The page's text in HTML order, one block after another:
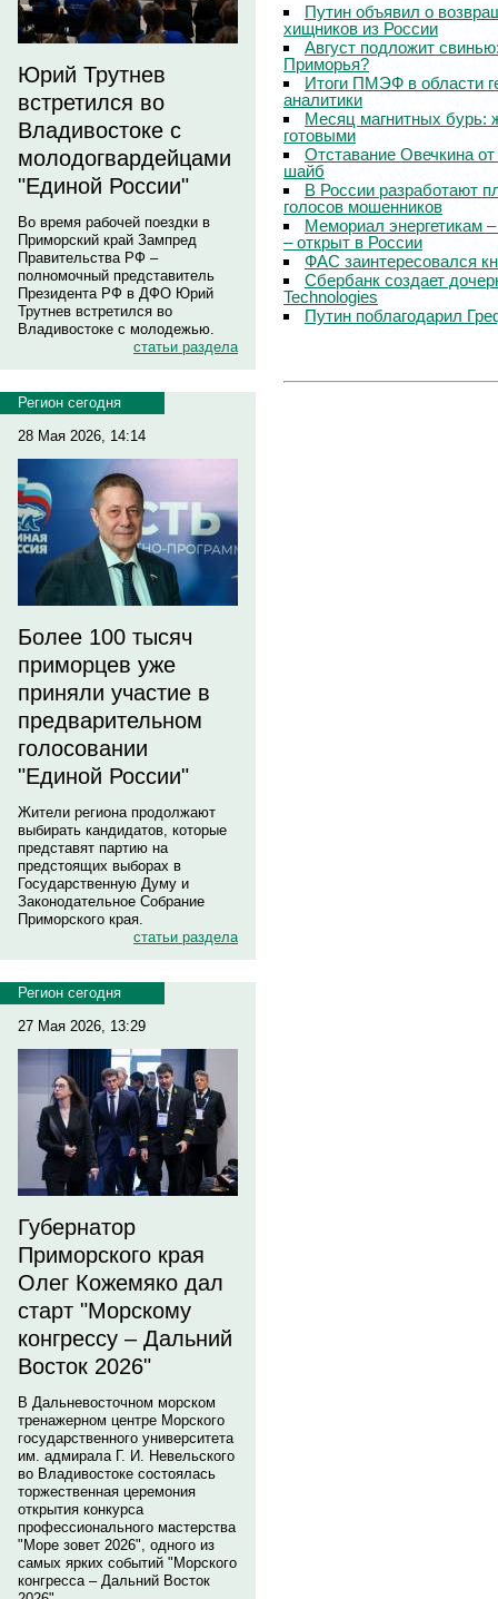
Юрий Трутнев
встретился во
Владивостоке с
молодогвардейцами
"Единой России"
Во время рабочей поездки в
Приморский край Зампред
Правительства РФ –
полномочный представитель
Президента РФ в ДФО Юрий
Трутнев встретился во
Владивостоке с молодежью.
статьи раздела
Регион сегодня
28 Мая 2026, 14:14
Более 100 тысяч
приморцев уже
приняли участие в
предварительном
голосовании
"Единой России"
Жители региона продолжают
выбирать кандидатов, которые
представят партию на
предстоящих выборах в
Государственную Думу и
Законодательное Собрание
Приморского края.
статьи раздела
Регион сегодня
27 Мая 2026, 13:29
Губернатор
Приморского края
Олег Кожемяко дал
старт "Морскому
конгрессу – Дальний
Восток 2026"
В Дальневосточном морском
тренажерном центре Морского
государственного университета
им. адмирала Г. И. Невельского
во Владивостоке состоялась
торжественная церемония
открытия конкурса
профессионального мастерства
"Море зовет 2026", одного из
самых ярких событий "Морского
конгресса – Дальний Восток
Путин объявил о
хищников из России
Август подложит
Приморья?
Итоги ПМЭФ в области
аналитики
Месяц магнитных бурь:
готовыми
Отставание Овечкина
шайб
В России разработают
голосов мошенников
Мемориал энергетикам
– открыт в России
ФАС заинтересовался
Сбербанк создает
Technologies
Путин поблагодарил